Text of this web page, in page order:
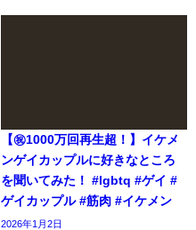
【㊗️1000万回再生超！】イケメ
ンゲイカップルに好きなところ
を聞いてみた！ #lgbtq #ゲイ #
ゲイカップル #筋肉 #イケメン
2026年1月2日